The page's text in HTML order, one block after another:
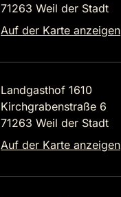
71263 Weil der Stadt
Auf der Karte anzeigen
Landgasthof 1610
Kirchgrabenstraße 6
71263 Weil der Stadt
Auf der Karte anzeigen